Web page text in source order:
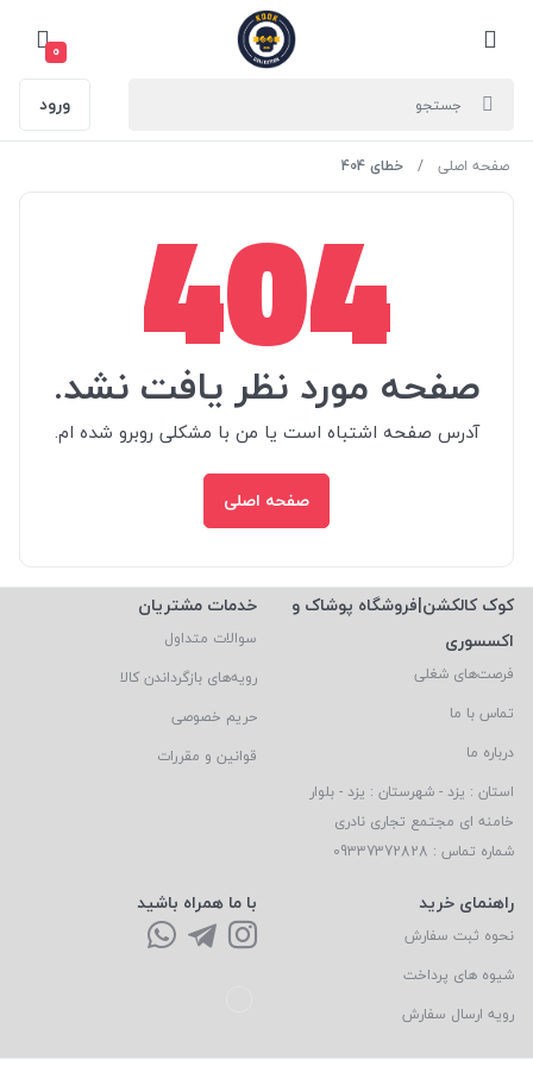
0
ورود
صفحه اصلی خطای 404
404
صفحه مورد نظر یافت نشد.
آدرس صفحه اشتباه است یا من با مشکلی روبرو شده ام.
صفحه اصلی
کوک کالکشن|فروشگاه پوشاک و
اکسسوری
فرصت‌های شغلی
تماس با ما
درباره ما
استان : یزد - شهرستان : یزد - بلوار
خامنه ای مجتمع تجاری نادری
شماره تماس : 09337372828
خدمات مشتریان
سوالات متداول
رویه‌های بازگرداندن کالا
حریم خصوصی
قوانین و مقررات
راهنمای خرید
نحوه ثبت سفارش
شیوه های پرداخت
رویه ارسال سفارش
با ما همراه باشید